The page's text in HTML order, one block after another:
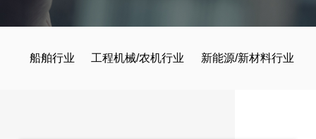
船舶行业 工程机械/农机行业 新能源/新材料行业